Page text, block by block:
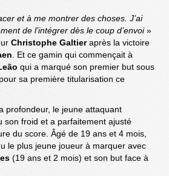
et à me montrer des choses. J’ai
de l’intégrer dès le coup d’envoi»
Christophe Galtieraprès la victoire
. Et ce gamin qui commençait à
qui a marqué son premier but sous
sa première titularisation ce
profondeur, le jeune attaquant
son froid et a parfaitement ajusté
du score. Âgé de 19 ans et 4 mois,
le plus jeune joueur à marquer avec
(19 ans et 2 mois) et son but face à